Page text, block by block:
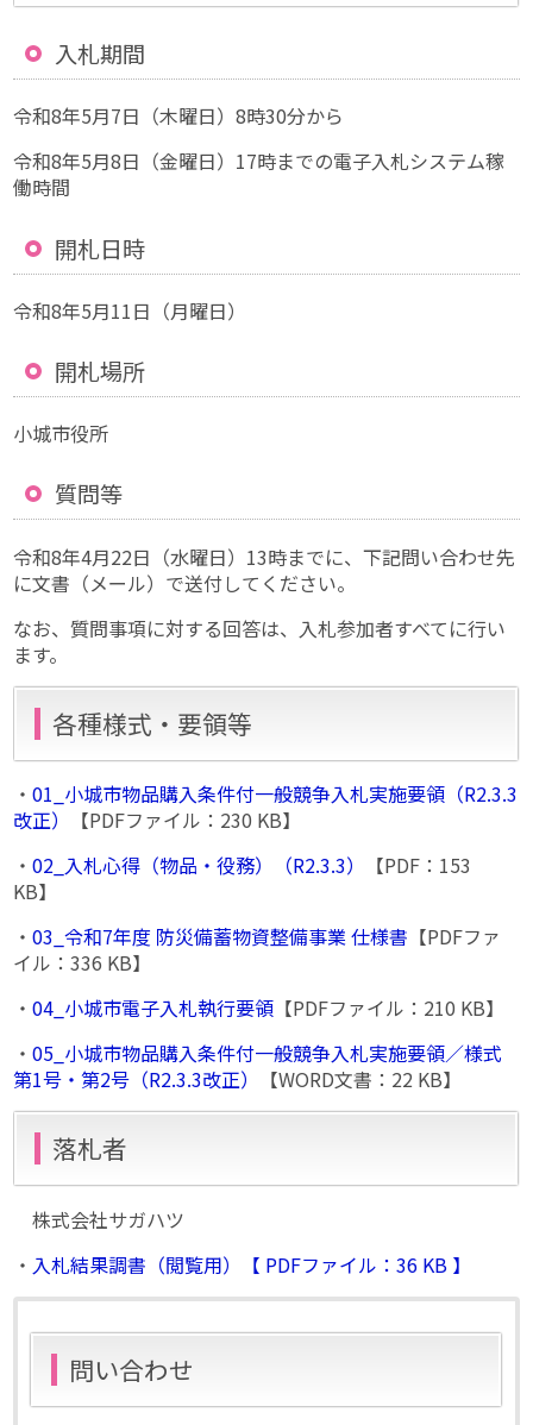
入札期間
令和8年5月7日（木曜日）8時30分から
令和8年5月8日（金曜日）17時までの電子入札システム稼
働時間
開札日時
令和8年5月11日（月曜日）
開札場所
小城市役所
質問等
令和8年4月22日（水曜日）13時までに、下記問い合わせ先
に文書（メール）で送付してください。
なお、質問事項に対する回答は、入札参加者すべてに行い
ます。
各種様式・要領等
・01_小城市物品購入条件付一般競争入札実施要領（R2.3.3
改正）
【PDFファイル：230 KB】
・02_入札心得（物品・役務）（R2.3.3）
【PDF：153
KB】
・03_令和7年度 防災備蓄物資整備事業 仕様書 【PDFファ
イル：336 KB】
・04_小城市電子入札執行要領 【PDFファイル：210 KB】
・05_小城市物品購入条件付一般競争入札実施要領／様式
第1号・第2号（R2.3.3改正）
【WORD文書：22 KB】
落札者
株式会社サガハツ
・ 入札結果調書（閲覧用）【 PDFファイル：36 KB 】
問い合わせ